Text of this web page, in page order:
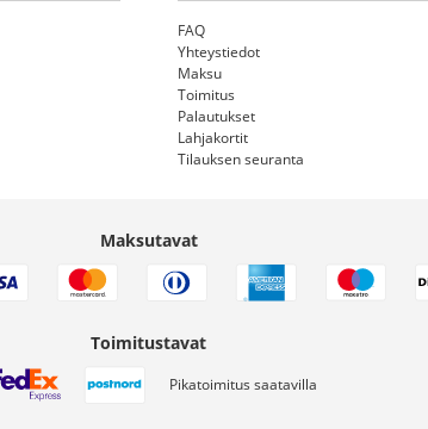
FAQ
Yhteystiedot
Maksu
Toimitus
Palautukset
Lahjakortit
Tilauksen seuranta
Maksutavat
Toimitustavat
Pikatoimitus saatavilla